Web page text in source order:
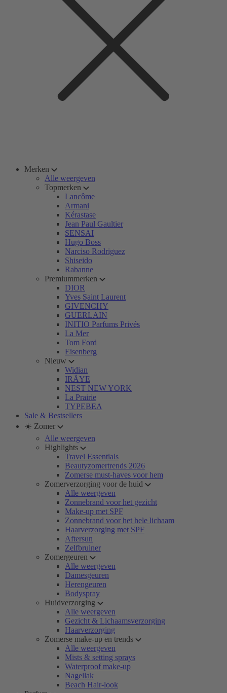
Merken
Alle weergeven
Topmerken
Lancôme
Armani
Kérastase
Jean Paul Gaultier
SENSAI
Hugo Boss
Narciso Rodriguez
Shiseido
Rabanne
Premiummerken
DIOR
Yves Saint Laurent
GIVENCHY
GUERLAIN
INITIO Parfums Privés
La Mer
Tom Ford
Eisenberg
Nieuw
Widian
IRÄYE
NEST NEW YORK
La Prairie
TYPEBEA
Sale & Bestsellers
☀️ Zomer
Alle weergeven
Highlights
Travel Essentials
Beautyzomertrends 2026
Zomerse must-haves voor hem
Zomerverzorging voor de huid
Alle weergeven
Zonnebrand voor het gezicht
Make-up met SPF
Zonnebrand voor het hele lichaam
Haarverzorging met SPF
Aftersun
Zelfbruiner
Zomergeuren
Alle weergeven
Damesgeuren
Herengeuren
Bodyspray
Huidverzorging
Alle weergeven
Gezicht & Lichaamsverzorging
Haarverzorging
Zomerse make-up en trends
Alle weergeven
Mists & setting sprays
Waterproof make-up
Nagellak
Beach Hair-look